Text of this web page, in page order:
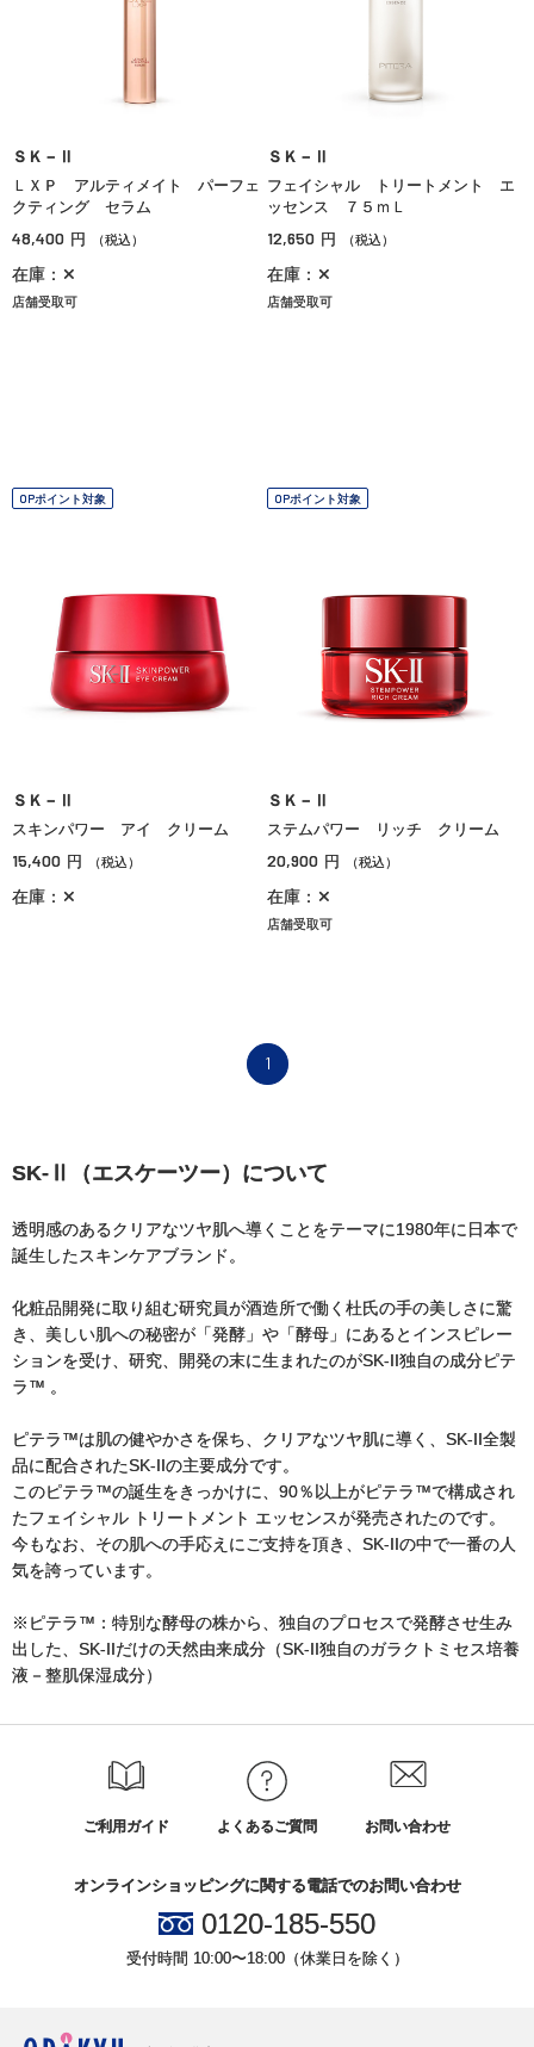
ＳＫ－Ⅱ
ＬＸＰ アルティメイト パーフェ
クティング セラム
48,400 円 （税込）
在庫：✕
店舗受取可
ＳＫ－Ⅱ
フェイシャル トリートメント エ
ッセンス ７５ｍＬ
12,650 円 （税込）
在庫：✕
店舗受取可
OPポイント対象
ＳＫ－Ⅱ
スキンパワー アイ クリーム
15,400 円 （税込）
在庫：✕
OPポイント対象
ＳＫ－Ⅱ
ステムパワー リッチ クリーム
20,900 円 （税込）
在庫：✕
店舗受取可
1
SK-Ⅱ（エスケーツー）について
透明感のあるクリアなツヤ肌へ導くことをテーマに1980年に日本で
誕生したスキンケアブランド。
化粧品開発に取り組む研究員が酒造所で働く杜氏の手の美しさに驚
き、美しい肌への秘密が「発酵」や「酵母」にあるとインスピレー
ションを受け、研究、開発の末に生まれたのがSK-II独自の成分ピテ
ラ™ 。
ピテラ™は肌の健やかさを保ち、クリアなツヤ肌に導く、SK-II全製
品に配合されたSK-IIの主要成分です。
このピテラ™の誕生をきっかけに、90％以上がピテラ™で構成され
たフェイシャル トリートメント エッセンスが発売されたのです。
今もなお、その肌への手応えにご支持を頂き、SK-IIの中で一番の人
気を誇っています。
※ピテラ™：特別な酵母の株から、独自のプロセスで発酵させ生み
出した、SK-IIだけの天然由来成分（SK-II独自のガラクトミセス培養
液－整肌保湿成分）
ご利用ガイド よくあるご質問 お問い合わせ
オンラインショッピングに関する電話でのお問い合わせ
0120-185-550
受付時間 10:00〜18:00（休業日を除く）